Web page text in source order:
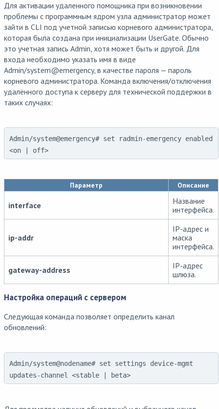
Для активации удаленного помощника при возникновении
проблемы с программным ядром узла администратор может
зайти в CLI под учетной записью корневого администратора,
которая была создана при инициализации UserGate. Обычно
это учетная запись Admin, хотя может быть и другой. Для
входа необходимо указать имя в виде
Admin/system@emergency, в качестве пароля — пароль
корневого администратора. Команда включения/отключения
удалённого доступа к серверу для технической поддержки в
таких случаях:
Admin/system@emergency# set radmin-emergency enabled
<on | off>
Параметр Описание
interface
Название
интерфейса.
ip-addr
IP-адрес и
маска
интерфейса.
gateway-address
IP-адрес
шлюза.
Настройка операций с сервером
Следующая команда позволяет определить канал
обновлений:
Admin/system@nodename# set settings device-mgmt
updates-channel <stable | beta>